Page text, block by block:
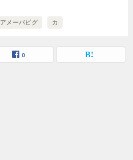
アメーバピグ カ
0